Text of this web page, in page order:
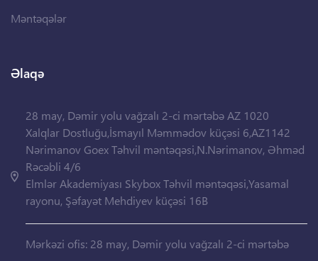
Məntəqələr
Əlaqə
28 may, Dəmir yolu vağzalı 2-ci mərtəbə AZ 1020
Xalqlar Dostluğu,İsmayıl Məmmədov küçəsi 6,AZ1142
Nərimanov Goex Təhvil məntəqəsi,N.Nərimanov, Əhməd
Rəcəbli 4/6
Elmlər Akademiyası Skybox Təhvil məntəqəsi,Yasamal
rayonu, Şəfayət Mehdiyev küçəsi 16B
Mərkəzi ofis: 28 may, Dəmir yolu vağzalı 2-ci mərtəbə